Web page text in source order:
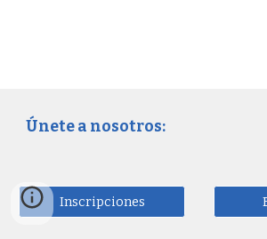
Únete a nosotros:
Inscripciones